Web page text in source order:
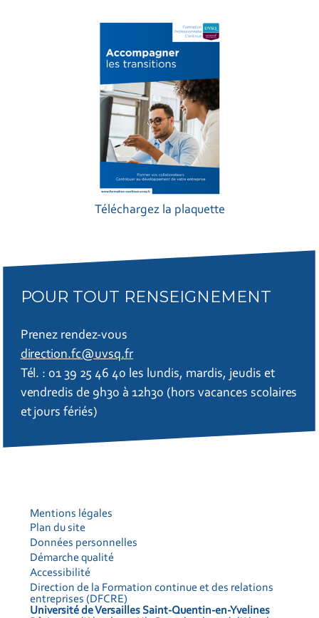
Téléchargez la plaquette
POUR TOUT RENSEIGNEMENT
Prenez rendez-vous
direction.fc@uvsq.fr
Tél. : 01 39 25 46 40 les lundis, mardis, jeudis et
vendredis de 9h30 à 12h30 (hors vacances scolaires
et jours fériés)
Mentions légales
Plan du site
Données personnelles
Démarche qualité
Accessibilité
Direction de la Formation continue et des relations
entreprises (DFCRE)
Université de Versailles Saint-Quentin-en-Yvelines